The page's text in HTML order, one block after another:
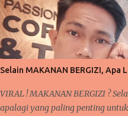
berkaitan dengan pembahasan
bahas pada pertemuan kali ini
Pernahkah anda mendengar
kegiatan akan mudah terlaksana
kerjanya sudah biasa dilakukan
matematika, fisika, kimia, serta
Selain MAKANAN BERGIZI, Apa
VIRAL ! MAKANAN BERGIZI ?
apalagi yang paling penting